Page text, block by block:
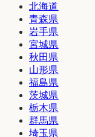
北海道
青森県
岩手県
宮城県
秋田県
山形県
福島県
茨城県
栃木県
群馬県
埼玉県